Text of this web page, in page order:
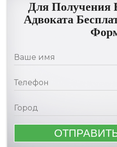
Для Получения
Адвоката